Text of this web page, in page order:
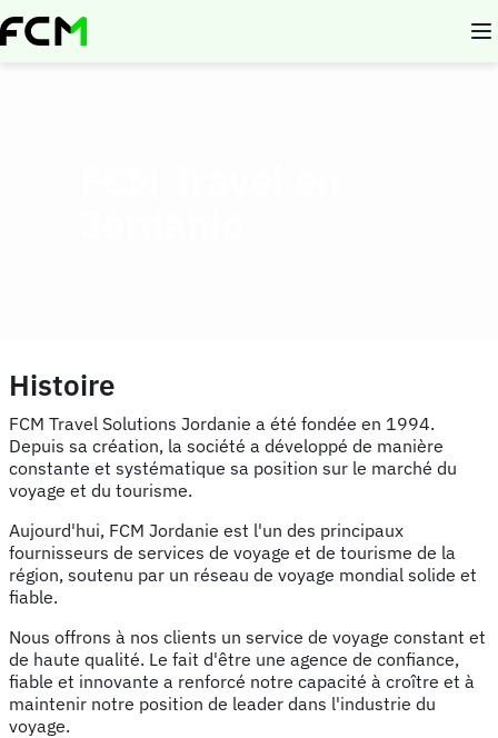
Aller
au
Histoire
FCM Travel Solutions Jordanie a été fondée en 1994.
Depuis sa création, la société a développé de manière
constante et systématique sa position sur le marché du
voyage et du tourisme.
Aujourd'hui, FCM Jordanie est l'un des principaux
fournisseurs de services de voyage et de tourisme de la
région, soutenu par un réseau de voyage mondial solide et
fiable.
Nous offrons à nos clients un service de voyage constant et
de haute qualité. Le fait d'être une agence de confiance,
fiable et innovante a renforcé notre capacité à croître et à
maintenir notre position de leader dans l'industrie du
voyage.